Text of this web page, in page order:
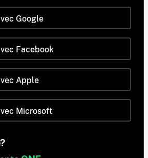
Google
Facebook
Apple
Microsoft